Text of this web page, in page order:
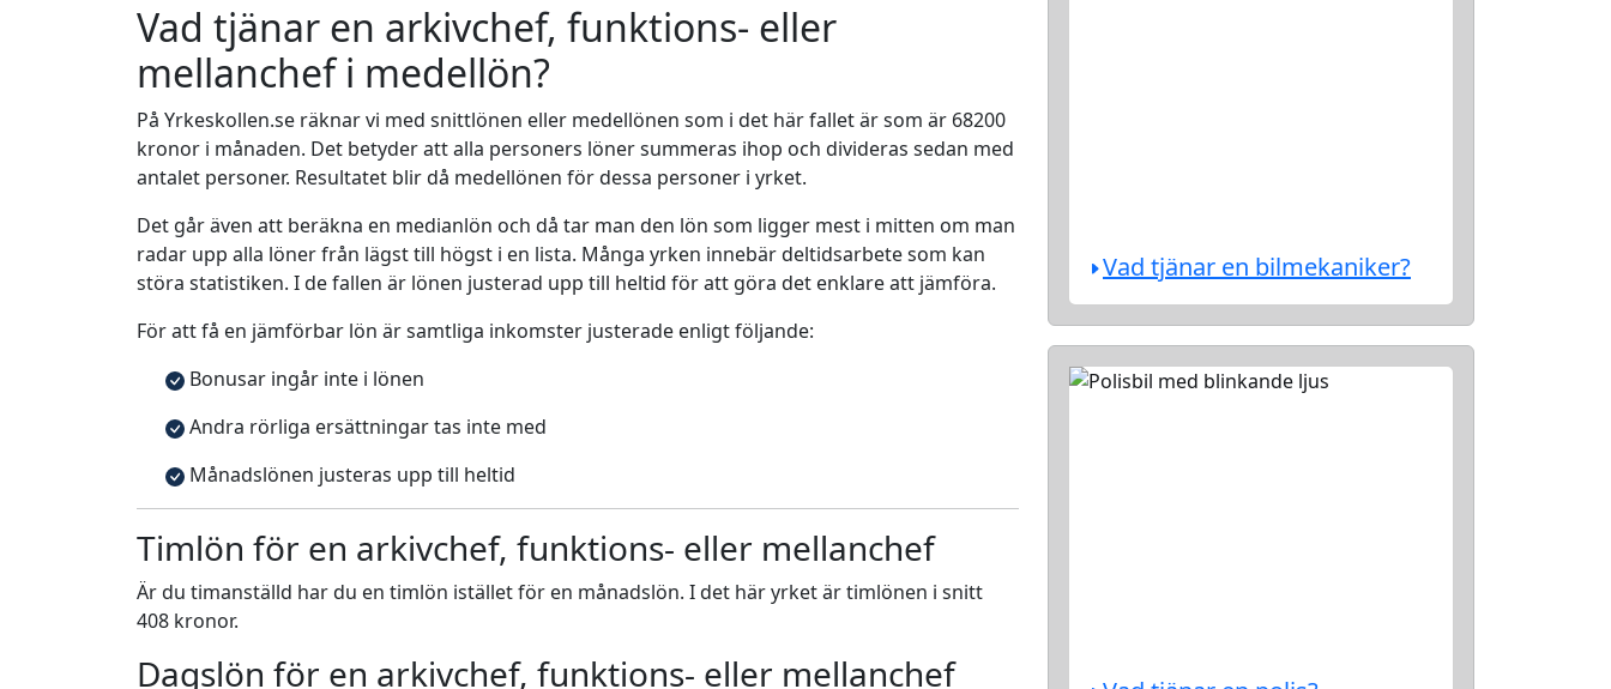
Vad tjänar en arkivchef, funktions- eller
mellanchef i medellön?
På Yrkeskollen.se räknar vi med snittlönen eller medellönen som i det här fallet är som är 68200
kronor i månaden. Det betyder att alla personers löner summeras ihop och divideras sedan med
antalet personer. Resultatet blir då medellönen för dessa personer i yrket.
Det går även att beräkna en medianlön och då tar man den lön som ligger mest i mitten om man
radar upp alla löner från lägst till högst i en lista. Många yrken innebär deltidsarbete som kan
störa statistiken. I de fallen är lönen justerad upp till heltid för att göra det enklare att jämföra.
För att få en jämförbar lön är samtliga inkomster justerade enligt följande:
Bonusar ingår inte i lönen
Andra rörliga ersättningar tas inte med
Månadslönen justeras upp till heltid
Timlön för en arkivchef, funktions- eller mellanchef
Är du timanställd har du en timlön istället för en månadslön. I det här yrket är timlönen i snitt
408 kronor.
Dagslön för en arkivchef, funktions- eller mellanchef
Vad tjänar en bilmekaniker?